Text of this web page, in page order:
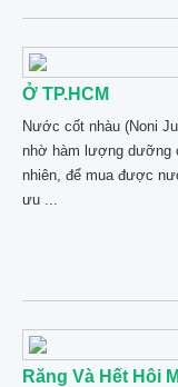
Ở TP.HCM
Nước cốt nhàu (Noni
nhờ hàm lượng dưỡng
nhiên, để mua được
ưu ...
Răng Và Hết Hôi